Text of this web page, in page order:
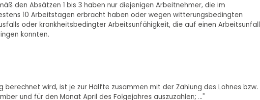
den Absätzen 1 bis 3 haben nur diejenigen Arbeitnehmer, die im
10 Arbeitstagen erbracht haben oder wegen witterungsbedingten
oder krankheitsbedingter Arbeitsunfähigkeit, die auf einen Arbeitsunfall
konnten.
berechnet wird, ist je zur Hälfte zusammen mit der Zahlung des Lohnes bzw.
und für den Monat April des Folgejahres auszuzahlen; ..."